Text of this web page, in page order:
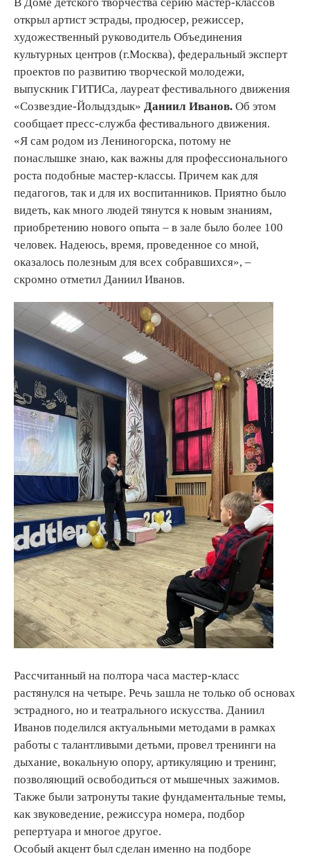
открыл артист эстрады, продюсер, режиссер,
художественный руководитель Объединения
культурных центров (г.Москва), федеральный эксперт
проектов по развитию творческой молодежи,
выпускник ГИТИСа, лауреат фестивального движения
«Созвездие-Йолыдздык» Даниил Иванов. Об этом
сообщает пресс-служба фестивального движения.
«Я сам родом из Лениногорска, потому не
понаслышке знаю, как важны для профессионального
роста подобные мастер-классы. Причем как для
педагогов, так и для их воспитанников. Приятно было
видеть, как много людей тянутся к новым знаниям,
приобретению нового опыта – в зале было более 100
человек. Надеюсь, время, проведенное со мной,
оказалось полезным для всех собравшихся», –
скромно отметил Даниил Иванов.
Рассчитанный на полтора часа мастер-класс
растянулся на четыре. Речь зашла не только об основах
эстрадного, но и театрального искусства. Даниил
Иванов поделился актуальными методами в рамках
работы с талантливыми детьми, провел тренинги на
дыхание, вокальную опору, артикуляцию и тренинг,
позволяющий освободиться от мышечных зажимов.
Также были затронуты такие фундаментальные темы,
как звуковедение, режиссура номера, подбор
репертуара и многое другое.
Особый акцент был сделан именно на подборе